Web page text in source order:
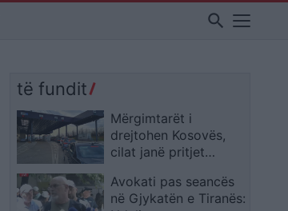
search
të fundit
Mërgimtarët i
drejtohen Kosovës,
cilat janë pritjet
kufitare?
Avokati pas seancës
në Gjykatën e Tiranës: